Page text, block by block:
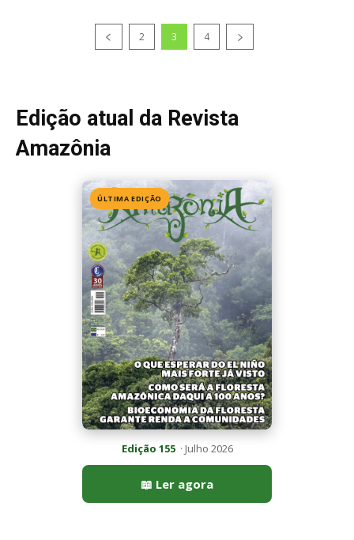
2 3 4
Edição atual da Revista
Amazônia
ÚLTIMA EDIÇÃO
Edição 155· Julho 2026
📖 Ler agora